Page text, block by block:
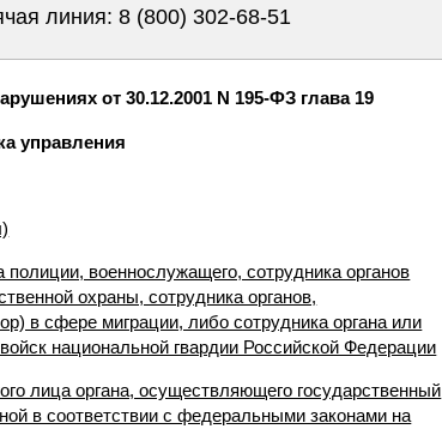
линия: 8 (800) 302-68-51
от 30.12.2001 N 195-ФЗ глава 19
управления
военнослужащего, сотрудника органов
охраны, сотрудника органов,
в сфере миграции, либо сотрудника органа или
национальной гвардии Российской Федерации
лица органа, осуществляющего государственный
в соответствии с федеральными законами на